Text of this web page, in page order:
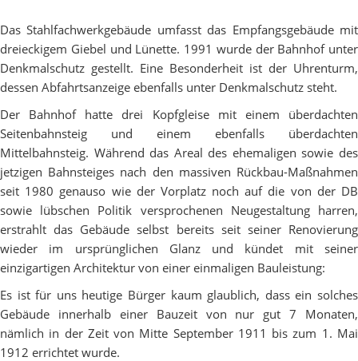
Das Stahlfachwerkgebäude umfasst das Empfangsgebäude mit
dreieckigem Giebel und Lünette. 1991 wurde der Bahnhof unter
Denkmalschutz gestellt. Eine Besonderheit ist der Uhrenturm,
dessen Abfahrtsanzeige ebenfalls unter Denkmalschutz steht.
Der Bahnhof hatte drei Kopfgleise mit einem überdachten
Seitenbahnsteig und einem ebenfalls überdachten
Mittelbahnsteig. Während das Areal des ehemaligen sowie des
jetzigen Bahnsteiges nach den massiven Rückbau-Maßnahmen
seit 1980 genauso wie der Vorplatz noch auf die von der DB
sowie lübschen Politik versprochenen Neugestaltung harren,
erstrahlt das Gebäude selbst bereits seit seiner Renovierung
wieder im ursprünglichen Glanz und kündet mit seiner
einzigartigen Architektur von einer einmaligen Bauleistung:
Es ist für uns heutige Bürger kaum glaublich, dass ein solches
Gebäude innerhalb einer Bauzeit von nur gut 7 Monaten,
nämlich in der Zeit von Mitte September 1911 bis zum 1. Mai
1912 errichtet wurde.